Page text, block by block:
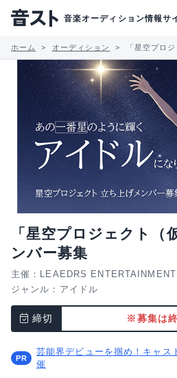
音楽オーディション情報サ
ホーム オーディション 「星空プロ
「星空プロジェクト（
ンバー募集
主催：LEAEDRS ENTERTAINMENT
ジャンル： アイドル
締切 ※募集は
芸能界デビューを掴め！キャス
催